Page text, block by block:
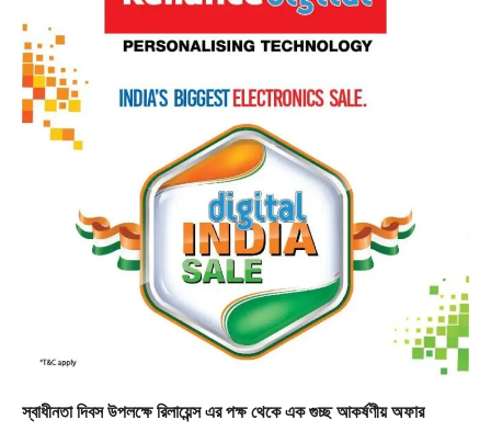
স্বাধীনতা দিবস উপলক্ষে রিলায়েন্স এর পক্ষ থেকে এক গুচ্ছ আকর্ষণীয় অফার